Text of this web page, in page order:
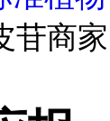
苷商家